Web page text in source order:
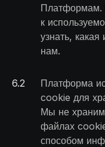
Платформам.
к
узнать,
нам.
6.2
Платформа
cookie для
Мы не
файлах
способом